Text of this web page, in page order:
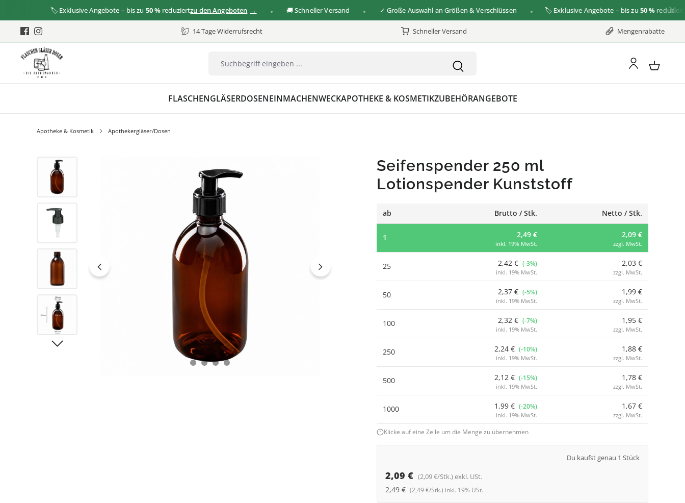
🏷️ Exklusive Angebote – bis zu50 % reduziertzu den Angeboten 🚚 Schneller Versand ✓ Große Auswahl an Größen & Verschlüssen 🏷️ Exklusive Angebote – bis zu50 % reduziertzu
14 Tage Widerrufsrecht Schneller Versand Mengenrabatte
FLASCHENGLÄSERDOSENEINMACHENWECKAPOTHEKE & KOSMETIKZUBEHÖRANGEBOTE
Apotheke & Kosmetik Apothekergläser/Dosen
Bildergalerie überspringen
Seifenspender 250 ml
Lotionspender Kunststoff
ab Brutto / Stk. Netto / Stk.
1 2,49 €
inkl. 19% MwSt.
2,09 €
zzgl. MwSt.
25 2,42 € (-3%)
inkl. 19% MwSt.
2,03 €
zzgl. MwSt.
50 2,37 € (-5%)
inkl. 19% MwSt.
1,99 €
zzgl. MwSt.
100 2,32 € (-7%)
inkl. 19% MwSt.
1,95 €
zzgl. MwSt.
250 2,24 € (-10%)
inkl. 19% MwSt.
1,88 €
zzgl. MwSt.
500 2,12 € (-15%)
inkl. 19% MwSt.
1,78 €
zzgl. MwSt.
1000 1,99 € (-20%)
inkl. 19% MwSt.
1,67 €
zzgl. MwSt.
Klicke auf eine Zeile um die Menge zu übernehmen
Du kaufst genau 1 Stück
2,09 € (2,09 €/Stk.) exkl. USt.
2,49 € (2,49 €/Stk.) inkl. 19% USt.